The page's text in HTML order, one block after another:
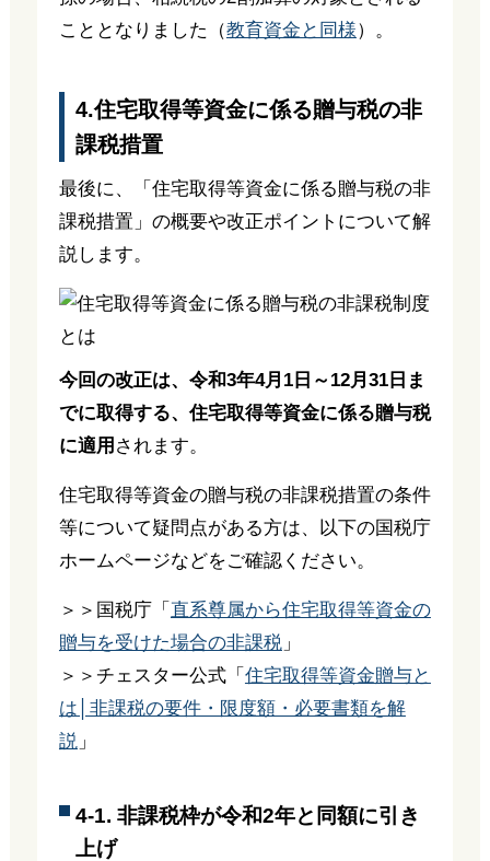
こととなりました（教育資金と同様）。
4.住宅取得等資金に係る贈与税の非
課税措置
最後に、「住宅取得等資金に係る贈与税の非
課税措置」の概要や改正ポイントについて解
説します。
今回の改正は、令和3年4月1日～12月31日ま
でに取得する、住宅取得等資金に係る贈与税
に適用 されます。
住宅取得等資金の贈与税の非課税措置の条件
等について疑問点がある方は、以下の国税庁
ホームページなどをご確認ください。
＞＞国税庁「 直系尊属から住宅取得等資金の
贈与を受けた場合の非課税」
＞＞チェスター公式「 住宅取得等資金贈与と
は│非課税の要件・限度額・必要書類を解
説」
4-1. 非課税枠が令和2年と同額に引き
上げ